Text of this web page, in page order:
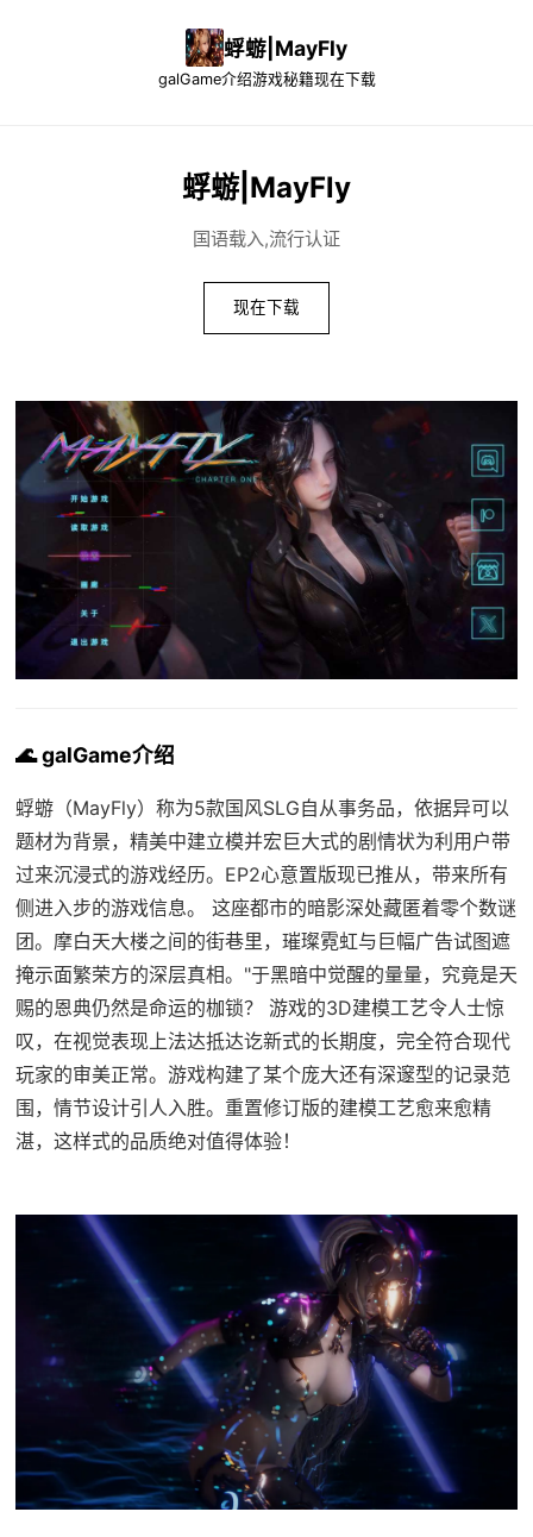
蜉蝣|MayFly
galGame介绍游戏秘籍现在下载
蜉蝣|MayFly
国语载入,流行认证
现在下载
🌊 galGame介绍
蜉蝣（MayFly）称为5款国风SLG自从事务品，依据异可以
题材为背景，精美中建立模并宏巨大式的剧情状为利用户带
过来沉浸式的游戏经历。EP2心意置版现已推从，带来所有
侧进入步的游戏信息。 这座都市的暗影深处藏匿着零个数谜
团。摩白天大楼之间的街巷里，璀璨霓虹与巨幅广告试图遮
掩示面繁荣方的深层真相。"于黑暗中觉醒的量量，究竟是天
赐的恩典仍然是命运的枷锁？ 游戏的3D建模工艺令人士惊
叹，在视觉表现上法达抵达讫新式的长期度，完全符合现代
玩家的审美正常。游戏构建了某个庞大还有深邃型的记录范
围，情节设计引人入胜。重置修订版的建模工艺愈来愈精
湛，这样式的品质绝对值得体验！